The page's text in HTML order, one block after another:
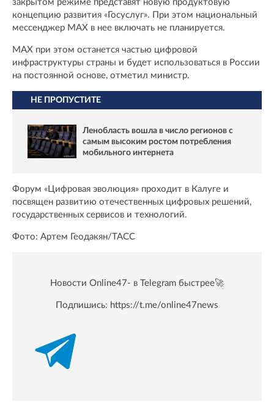
закрытом режиме представят новую продуктовую
концепцию развития «Госуслуг». При этом национальный
мессенджер MAX в нее включать не планируется.
MAX при этом останется частью цифровой
инфраструктуры страны и будет использоваться в России
на постоянной основе, отметил министр.
НЕ ПРОПУСТИТЕ
Ленобласть вошла в число регионов с
самым высоким ростом потребления
мобильного интернета
Форум «Цифровая эволюция» проходит в Калуге и
посвящен развитию отечественных цифровых решений,
государственных сервисов и технологий.
Фото: Артем Геодакян/ТАСС
Новости Online47- в Telegram быстрее🚀
Подпишись: https://t.me/online47news